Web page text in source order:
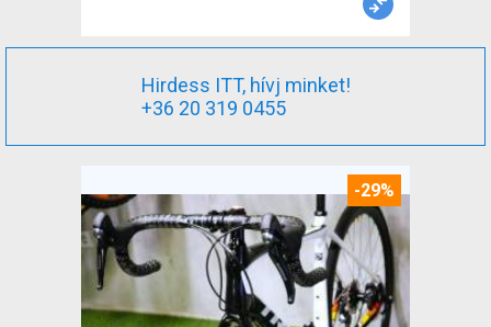
Hirdess ITT, hívj minket!
+36 20 319 0455
-29%